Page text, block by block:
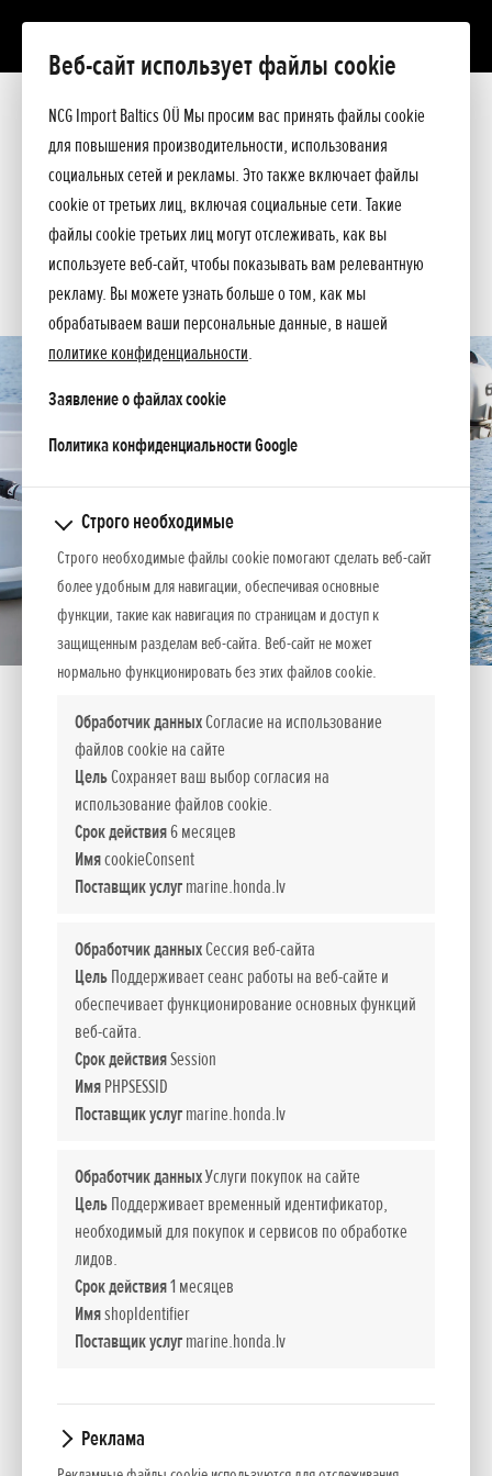
Веб-сайт использует файлы cookie
NCG Import Baltics OÜ Мы просим вас принять файлы cookie
для повышения производительности, использования
социальных сетей и рекламы. Это также включает файлы
cookie от третьих лиц, включая социальные сети. Такие
файлы cookie третьих лиц могут отслеживать, как вы
используете веб-сайт, чтобы показывать вам релевантную
рекламу. Вы можете узнать больше о том, как мы
обрабатываем ваши персональные данные, в нашей
политике конфиденциальности.
Заявление о файлах cookie
Политика конфиденциальности Googleopens in a new tab
Строго необходимые
Строго необходимые файлы cookie помогают сделать веб-сайт
более удобным для навигации, обеспечивая основные
функции, такие как навигация по страницам и доступ к
защищенным разделам веб-сайта. Веб-сайт не может
нормально функционировать без этих файлов cookie.
Обработчик данныхСогласие на использование
файлов cookie на сайте
ЦельСохраняет ваш выбор согласия на
использование файлов cookie.
Срок действия6 месяцев
ИмяcookieConsent
Поставщик услугmarine.honda.lv
Обработчик данныхСессия веб-сайта
ЦельПоддерживает сеанс работы на веб-сайте и
обеспечивает функционирование основных функций
веб-сайта.
Срок действияSession
ИмяPHPSESSID
Поставщик услугmarine.honda.lv
Обработчик данныхУслуги покупок на сайте
ЦельПоддерживает временный идентификатор,
необходимый для покупок и сервисов по обработке
лидов.
Срок действия1 месяцев
ИмяshopIdentifier
Поставщик услугmarine.honda.lv
Реклама
Презентация
Прейскурант
Спросите подробнееПРЕДЛОЖЕНИЕ
СЕРВИС
КОНТАКТЫ
Новая волна компактных моторов
Новая линейка компактных моторов была основательно
доработана, переделана и протестирована для того, чтобы
дарить максимальное удовольствие.
Линейка переносных моторов
Новые моторы серии BF не только являются самыми
легкими в своем классе, но их еще и очень удобно
складная ручка управления облегчает хранение, делая
мотор еще более компактным.
Мощность
Новый мотор объемом 127 см³ позволяет добиться
ударного ускорения, обладая высоким крутящим
вкус. Для облегчения запуска моторы также оснащены
системой декомпрессии Honda.